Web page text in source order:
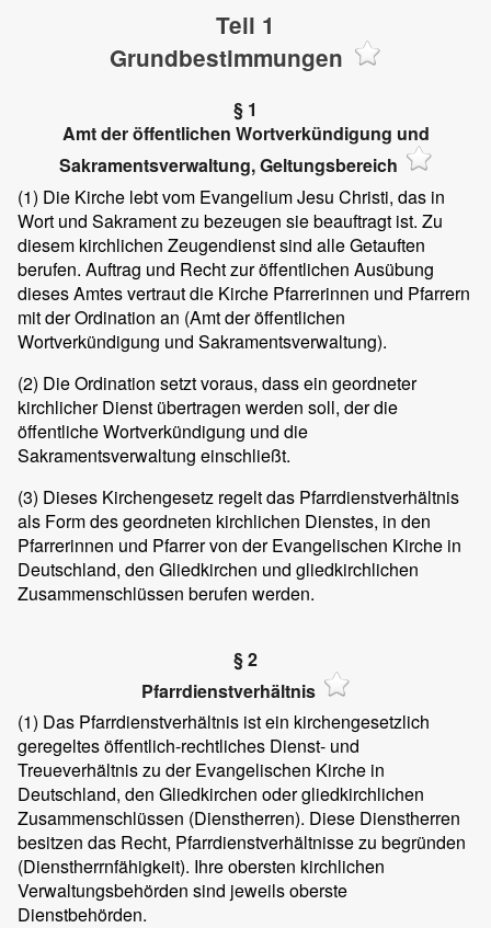
Teil 1
Grundbestimmungen
§ 1
Amt der öffentlichen Wortverkündigung und
Sakramentsverwaltung, Geltungsbereich
(1) Die Kirche lebt vom Evangelium Jesu Christi, das in
Wort und Sakrament zu bezeugen sie beauftragt ist. Zu
diesem kirchlichen Zeugendienst sind alle Getauften
berufen. Auftrag und Recht zur öffentlichen Ausübung
dieses Amtes vertraut die Kirche Pfarrerinnen und Pfarrern
mit der Ordination an (Amt der öffentlichen
Wortverkündigung und Sakramentsverwaltung).
(2) Die Ordination setzt voraus, dass ein geordneter
kirchlicher Dienst übertragen werden soll, der die
öffentliche Wortverkündigung und die
Sakramentsverwaltung einschließt.
(3) Dieses Kirchengesetz regelt das Pfarrdienstverhältnis
als Form des geordneten kirchlichen Dienstes, in den
Pfarrerinnen und Pfarrer von der Evangelischen Kirche in
Deutschland, den Gliedkirchen und gliedkirchlichen
Zusammenschlüssen berufen werden.
§ 2
Pfarrdienstverhältnis
(1) Das Pfarrdienstverhältnis ist ein kirchengesetzlich
geregeltes öffentlich-rechtliches Dienst- und
Treueverhältnis zu der Evangelischen Kirche in
Deutschland, den Gliedkirchen oder gliedkirchlichen
Zusammenschlüssen (Dienstherren). Diese Dienstherren
besitzen das Recht, Pfarrdienstverhältnisse zu begründen
(Dienstherrnfähigkeit). Ihre obersten kirchlichen
Verwaltungsbehörden sind jeweils oberste
Dienstbehörden.